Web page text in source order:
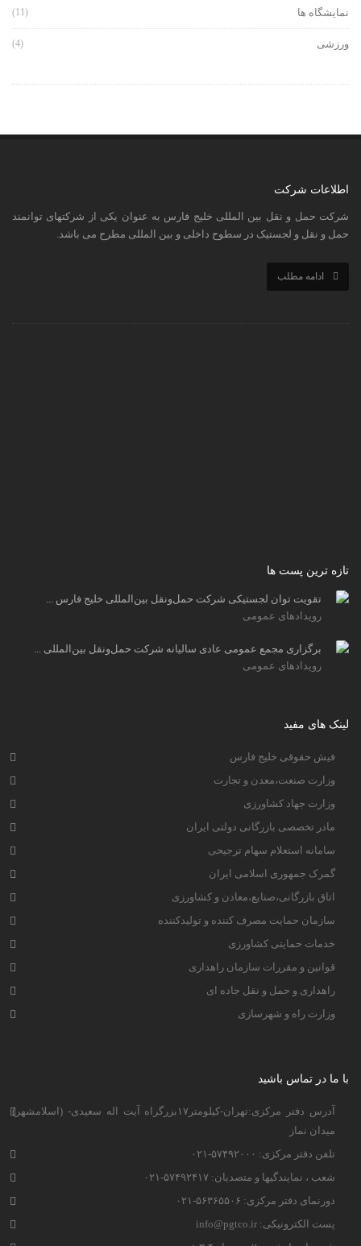
نمایشگاه ها (11)
ورزشی (4)
اطلاعات شرکت
شرکت حمل و نقل بین المللی خلیج فارس به عنوان یکی از شرکتهای توانمند
حمل و نقل و لجستیک در سطوح داخلی و بین المللی مطرح می باشد.
ادامه مطلب
تازه ترین پست ها
تقویت توان لجستیکی شرکت حمل‌ونقل بین‌المللی خلیج فارس ...
رویدادهای عمومی
برگزاری مجمع عمومی عادی سالیانه شرکت حمل‌ونقل بین‌المللی ...
رویدادهای عمومی
لینک های مفید
فیش حقوقی خلیج فارس
وزارت صنعت،معدن و تجارت
وزارت جهاد کشاورزی
مادر تخصصی بازرگانی دولتی ایران
سامانه استعلام سهام ترجیحی
گمرک جمهوری اسلامی ایران
اتاق بازرگانی،صنایع،معادن و کشاورزی
سازمان حمایت مصرف کننده و تولیدکننده
خدمات حمایتی کشاورزی
قوانین و مقررات سازمان راهداری
راهداری و حمل و نقل جاده ای
وزارت راه و شهرسازی
با ما در تماس باشید
آدرس دفتر مرکزی:تهران-کیلومتر۱۷بزرگراه آیت اله سعیدی- (اسلامشهر)
میدان نماز
تلفن دفتر مرکزی: ۵۷۴۹۲۰۰۰-۰۲۱
شعب ، نمایندگیها و متصدیان: ۵۷۴۹۲۴۱۷-۰۲۱
دورنمای دفتر مرکزی: ۵۶۳۶۵۵۰۶-۰۲۱
پست الکترونیکی: info@pgtco.ir